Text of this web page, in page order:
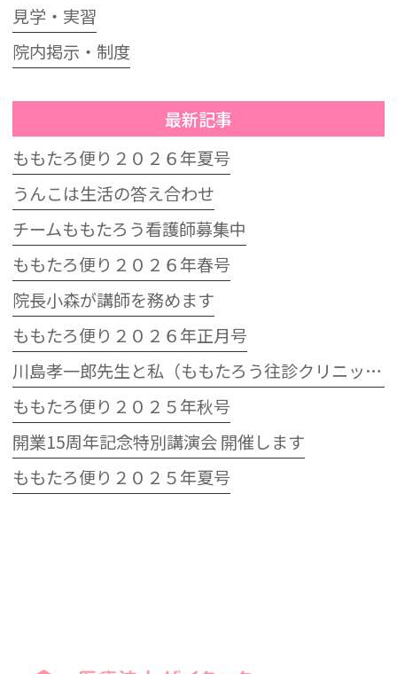
見学・実習
院内掲示・制度
最新記事
ももたろ便り２０２６年夏号
うんこは生活の答え合わせ
チームももたろう看護師募集中
ももたろ便り２０２６年春号
院長小森が講師を務めます
ももたろ便り２０２６年正月号
川島孝一郎先生と私（ももたろう往診クリニック開院15周年記念特別講演会）
ももたろ便り２０２５年秋号
開業15周年記念特別講演会 開催します
ももたろ便り２０２５年夏号